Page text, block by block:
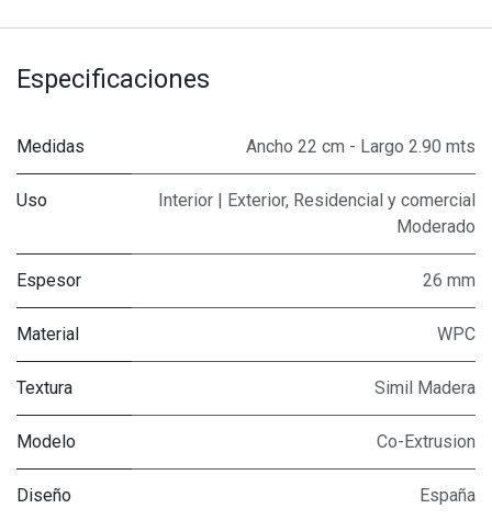
Especificaciones
Medidas Ancho 22 cm - Largo 2.90 mts
Uso Interior | Exterior, Residencial y comercial
Moderado
Espesor 26 mm
Material WPC
Textura Simil Madera
Modelo Co-Extrusion
Diseño España